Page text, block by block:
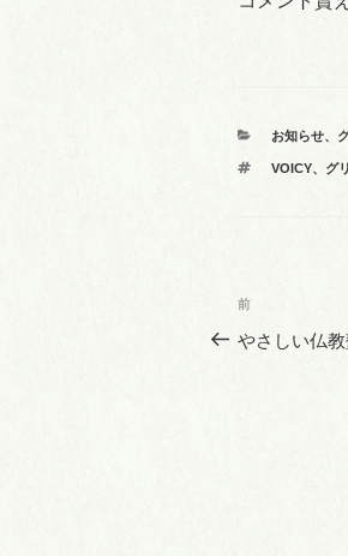
カ
ゴ
お知らせ、
タ
VOICY、 グ
投
稿
前
の
前
やさしい仏